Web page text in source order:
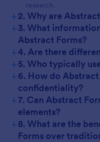
research.
+2. Why are
+3. What
Abstract Forms?
+4. Are there
+5. Who typically
+6. How do
confidentiality?
+7. Can Abstract
elements?
+8. What are the
Forms over